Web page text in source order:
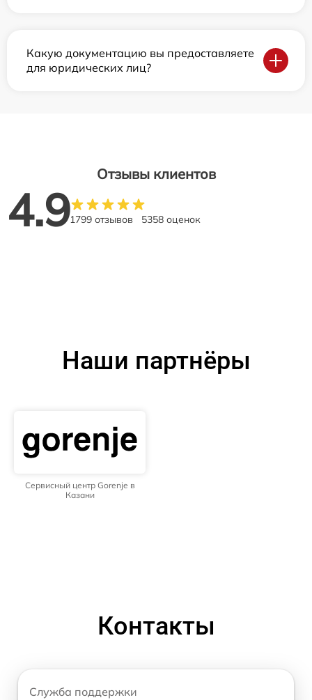
Какую документацию вы предоставляете
для юридических лиц?
Отзывы клиентов
4.91799 отзывов 5358 оценок
Наши партнёры
Сервисный центр Gorenje в
Казани
Контакты
Служба поддержки